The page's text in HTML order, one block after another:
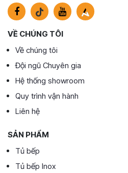
VỀ CHÚNG TÔI
Về chúng tôi
Đội ngũ Chuyên gia
Hệ thống showroom
Quy trình vận hành
Liên hệ
SẢN PHẨM
Tủ bếp
Tủ bếp Inox